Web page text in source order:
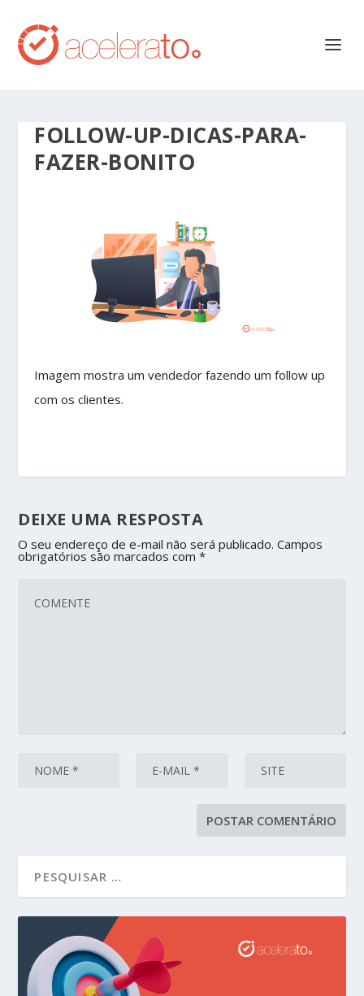
FOLLOW-UP-DICAS-PARA-
FAZER-BONITO
Imagem mostra um vendedor fazendo um follow up
com os clientes.
DEIXE UMA RESPOSTA
O seu endereço de e-mail não será publicado. Campos
obrigatórios são marcados com*